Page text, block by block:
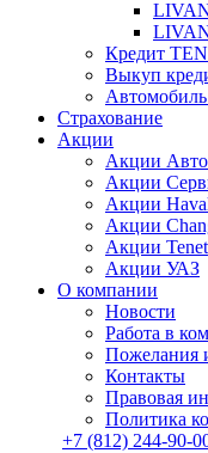
Кредит
Выкуп
Страхование
Акции
Акции
Акции
Акции
Акции
Акции Tenet
Акции УАЗ
О компании
Новости
Работа в
Пожелания
Контакты
Правовая
Политика
+7 (812) 244-90-